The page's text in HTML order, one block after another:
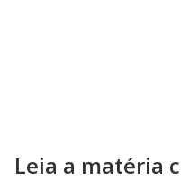
Leia a matéria